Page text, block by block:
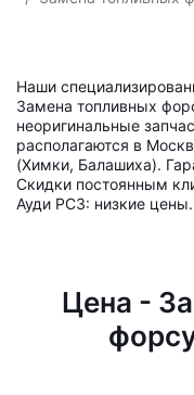
Наши
Замена топливных
неоригинальные
располагаются в
(Химки, Балашиха).
Скидки постоянным
Ауди РС3: низкие цены.
Цена -